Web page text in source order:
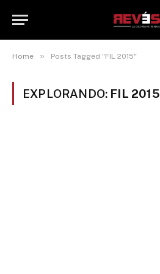
Home » Posts Tagged "FIL 2015"
EXPLORANDO: FIL 2015